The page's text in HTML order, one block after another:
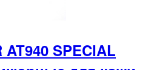
AT940 SPECIAL